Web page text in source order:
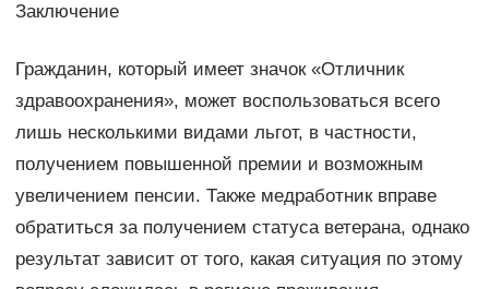
Заключение
Гражданин, который имеет значок «Отличник
здравоохранения», может воспользоваться всего
лишь несколькими видами льгот, в частности,
получением повышенной премии и возможным
увеличением пенсии. Также медработник вправе
обратиться за получением статуса ветерана, однако
результат зависит от того, какая ситуация по этому